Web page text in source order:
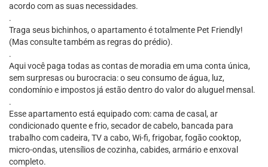
acordo com as suas necessidades.
.
Traga seus bichinhos, o apartamento é totalmente Pet Friendly!
(Mas consulte também as regras do prédio).
.
Aqui você paga todas as contas de moradia em uma conta única,
sem surpresas ou burocracia: o seu consumo de água, luz,
condomínio e impostos já estão dentro do valor do aluguel mensal.
.
Esse apartamento está equipado com: cama de casal, ar
condicionado quente e frio, secador de cabelo, bancada para
trabalho com cadeira, TV a cabo, Wi-fi, frigobar, fogão cooktop,
micro-ondas, utensílios de cozinha, cabides, armário e enxoval
completo.